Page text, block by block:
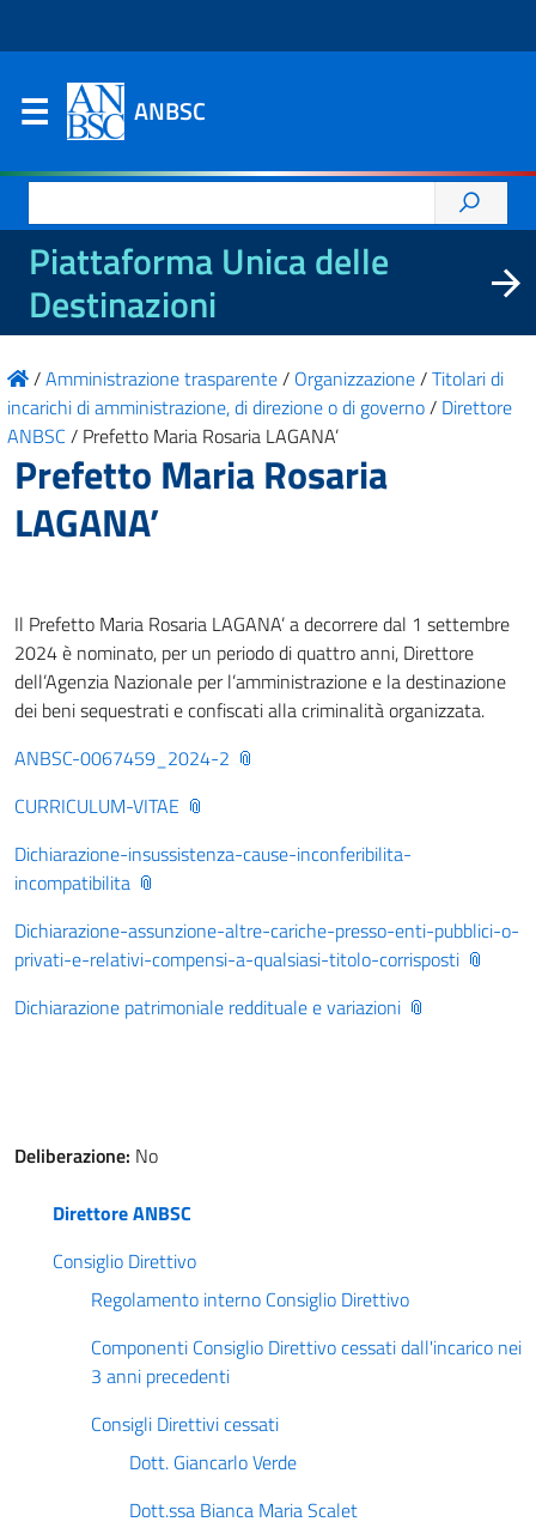
ANBSC
per:
Piattaforma Unica delle
Destinazioni
/Amministrazione trasparente/ Organizzazione/Titolari di
incarichi di amministrazione, di direzione o di governo/ Direttore
ANBSC / Prefetto Maria Rosaria LAGANA’
Prefetto Maria Rosaria
LAGANA’
Il Prefetto Maria Rosaria LAGANA’ a decorrere dal 1 settembre
2024 è nominato, per un periodo di quattro anni, Direttore
dell’Agenzia Nazionale per l’amministrazione e la destinazione
dei beni sequestrati e confiscati alla criminalità organizzata.
ANBSC-0067459_2024-2
CURRICULUM-VITAE
Dichiarazione-insussistenza-cause-inconferibilita-
incompatibilita
Dichiarazione-assunzione-altre-cariche-presso-enti-pubblici-o-
privati-e-relativi-compensi-a-qualsiasi-titolo-corrisposti
Dichiarazione patrimoniale reddituale e variazioni
Deliberazione: No
Direttore ANBSC
Consiglio Direttivo
Regolamento interno Consiglio Direttivo
Componenti Consiglio Direttivo cessati dall'incarico nei
3 anni precedenti
Consigli Direttivi cessati
Dott. Giancarlo Verde
Dott.ssa Bianca Maria Scalet